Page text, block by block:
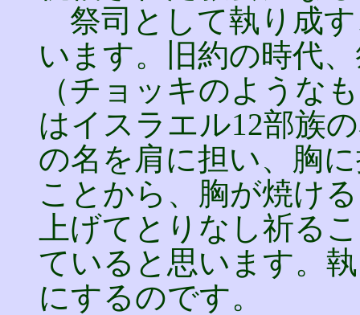
祭司として執り成
います。旧約の時代
（チョッキのような
はイスラエル12部族
の名を肩に担い、胸
ことから、胸が焼け
上げてとりなし祈る
ていると思います。
にするのです。